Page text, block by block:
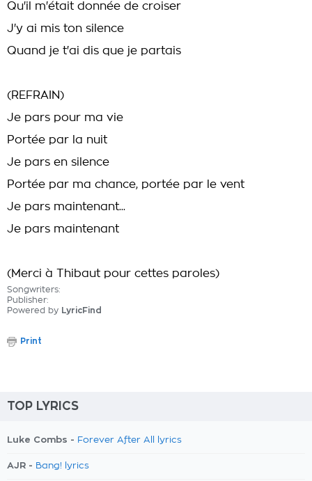
Qu'il m'était donnée de croiser
J'y ai mis ton silence
Quand je t'ai dis que je partais
(REFRAIN)
Je pars pour ma vie
Portée par la nuit
Je pars en silence
Portée par ma chance, portée par le vent
Je pars maintenant...
Je pars maintenant
(Merci à Thibaut pour cettes paroles)
Songwriters:
Publisher:
Powered by LyricFind
Print
TOP LYRICS
Luke Combs - Forever After All lyrics
AJR - Bang! lyrics